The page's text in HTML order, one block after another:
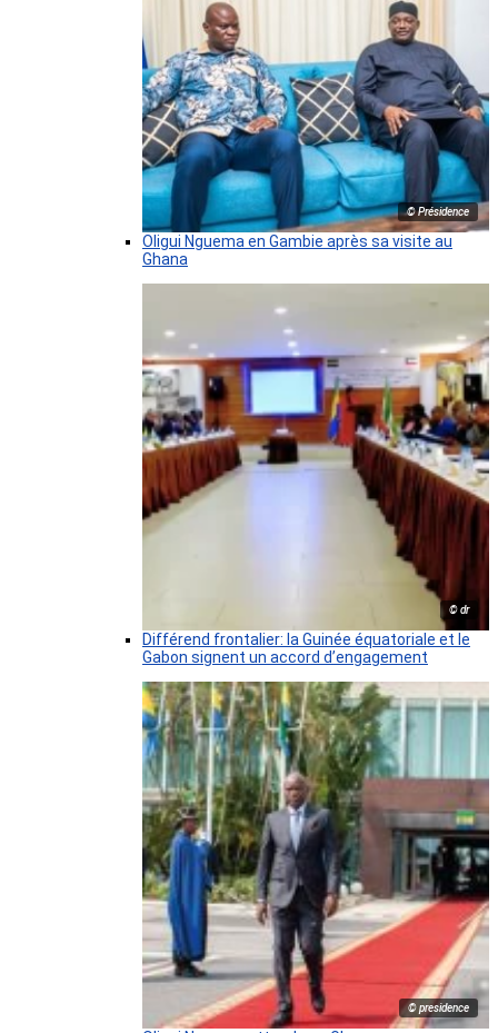
© Présidence
Oligui Nguema en Gambie après sa visite au
Ghana
© dr
Différend frontalier: la Guinée équatoriale et le
Gabon signent un accord d’engagement
© presidence